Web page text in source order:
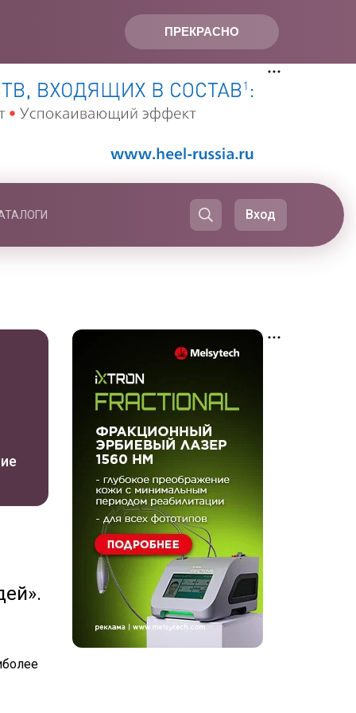
ПРЕКРАСНО
Вход